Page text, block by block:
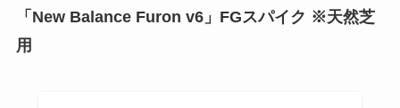
「New Balance Furon v6」FGスパイク ※天然芝
用